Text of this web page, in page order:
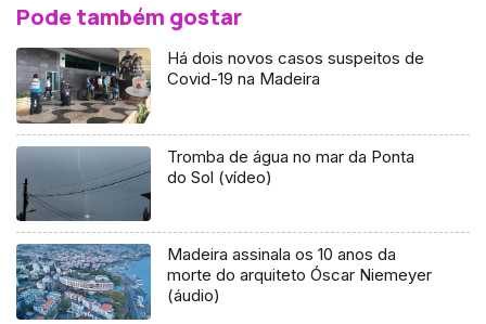
Pode também gostar
Há dois novos casos suspeitos de
Covid-19 na Madeira
Tromba de água no mar da Ponta
do Sol (vídeo)
Madeira assinala os 10 anos da
morte do arquiteto Óscar Niemeyer
(áudio)